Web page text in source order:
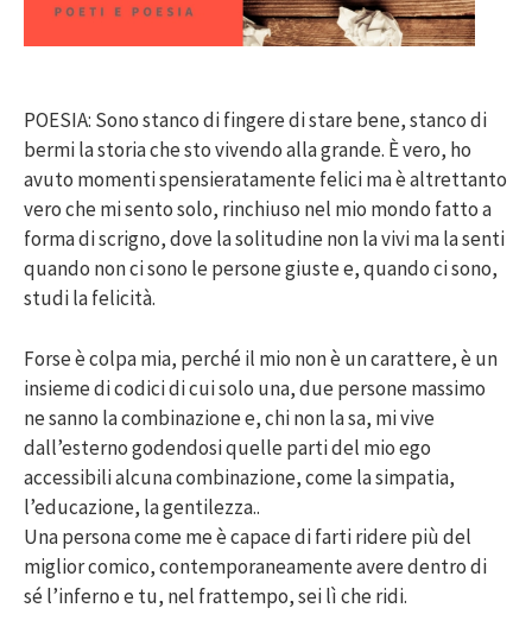
POESIA: Sono stanco di fingere di stare bene, stanco di
bermi la storia che sto vivendo alla grande. È vero, ho
avuto momenti spensieratamente felici ma è altrettanto
vero che mi sento solo, rinchiuso nel mio mondo fatto a
forma di scrigno, dove la solitudine non la vivi ma la senti
quando non ci sono le persone giuste e, quando ci sono,
studi la felicità.
Forse è colpa mia, perché il mio non è un carattere, è un
insieme di codici di cui solo una, due persone massimo
ne sanno la combinazione e, chi non la sa, mi vive
dall’esterno godendosi quelle parti del mio ego
accessibili alcuna combinazione, come la simpatia,
l’educazione, la gentilezza..
Una persona come me è capace di farti ridere più del
miglior comico, contemporaneamente avere dentro di
sé l’inferno e tu, nel frattempo, sei lì che ridi.